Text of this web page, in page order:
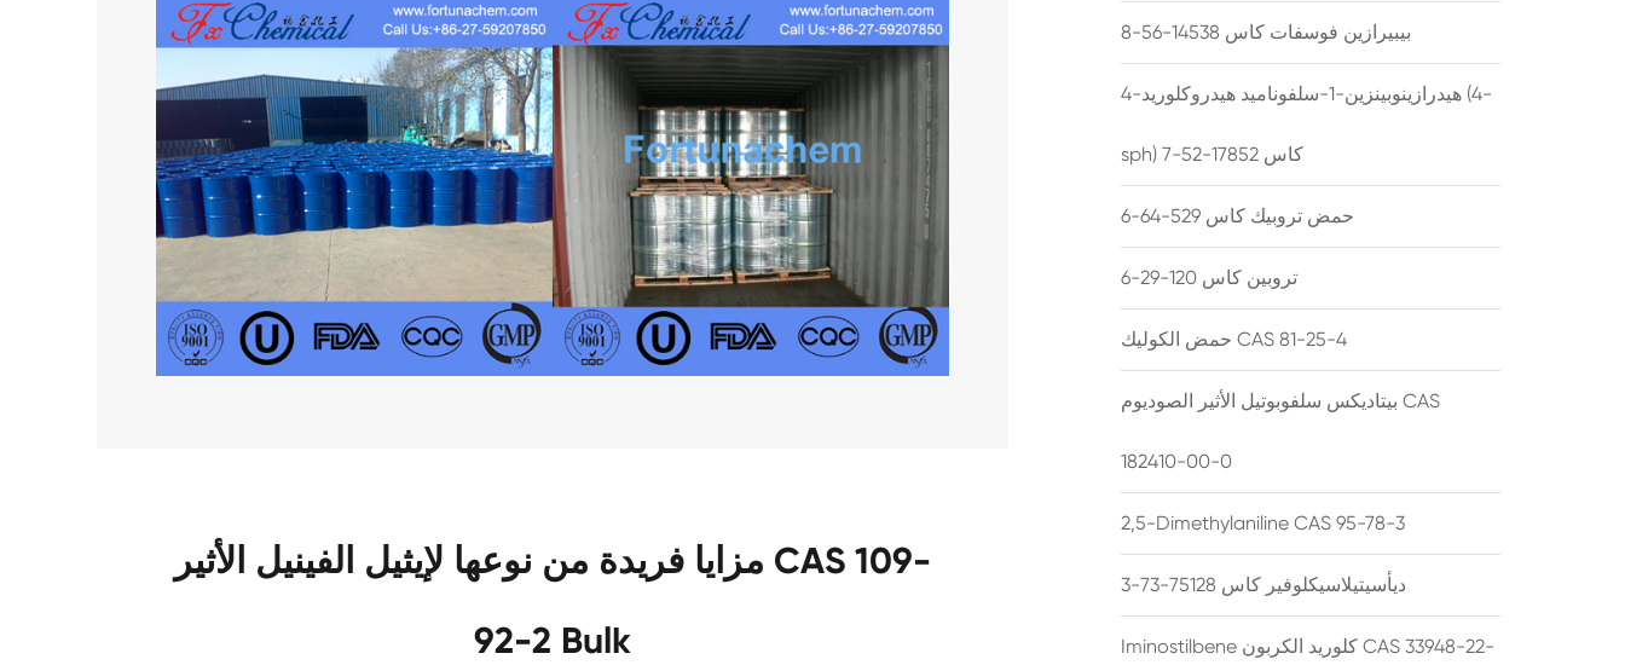
مزايا فريدة من نوعها لإيثيل الفينيل الأثير CAS 109-
92-2 Bulk
بيبيرازين فوسفات كاس 14538-56-8
4-هيدرازينوبينزين-1-سلفوناميد هيدروكلوريد (4-
sph) كاس 17852-52-7
حمض تروبيك كاس 529-64-6
تروبين كاس 120-29-6
حمض الكوليك CAS 81-25-4
بيتاديكس سلفوبوتيل الأثير الصوديوم CAS
182410-00-0
2,5-Dimethylaniline CAS 95-78-3
ديأسيتيلاسيكلوفير كاس 75128-73-3
Iminostilbene كلوريد الكربون CAS 33948-22-